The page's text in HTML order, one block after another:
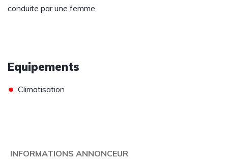
conduite par une femme
Equipements
• Climatisation
INFORMATIONS ANNONCEUR